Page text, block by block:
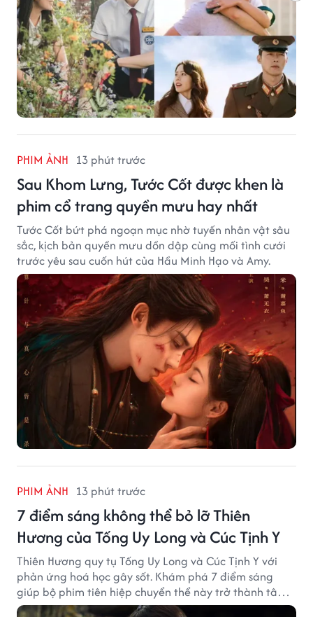
PHIM ẢNH 13 phút trước
Sau Khom Lưng, Tước Cốt được khen là
phim cổ trang quyền mưu hay nhất
Tước Cốt bứt phá ngoạn mục nhờ tuyến nhân vật sâu
sắc, kịch bản quyền mưu dồn dập cùng mối tình cưới
trước yêu sau cuốn hút của Hầu Minh Hạo và Amy.
PHIM ẢNH 13 phút trước
7 điểm sáng không thể bỏ lỡ Thiên
Hương của Tống Uy Long và Cúc Tịnh Y
Thiên Hương quy tụ Tống Uy Long và Cúc Tịnh Y với
phản ứng hoá học gây sốt. Khám phá 7 điểm sáng
giúp bộ phim tiên hiệp chuyển thể này trở thành tâm
điểm chú ý.